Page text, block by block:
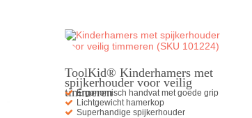
ToolKid® Kinderhamers met
spijkerhouder voor veilig
timmeren
Ergonomisch handvat met goede grip
Lichtgewicht hamerkop
Superhandige spijkerhouder